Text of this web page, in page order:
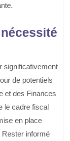
significativement
de potentiels
et des Finances
le cadre fiscal
en place
Rester informé